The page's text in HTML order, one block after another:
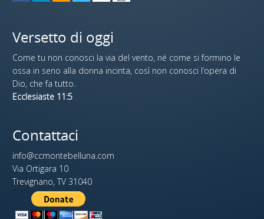
Versetto di oggi
Come tu non conosci la via del vento, né come si formino le
ossa in seno alla donna incinta, così non conosci l’opera di
Dio, che fa tutto.
Ecclesiaste 11:5
Contattaci
info@ccmontebelluna.com
Via Ortigara 10
Trevignano, TV 31040